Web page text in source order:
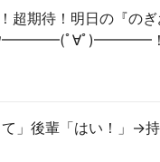
超期待！明日の『の
ｷﾀ━━━━(ﾟ∀ﾟ)━━━━！
」後輩「はい！」→